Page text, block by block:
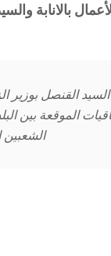
بالانابة
السيد القنصل
الموقعة بين
الشعبين